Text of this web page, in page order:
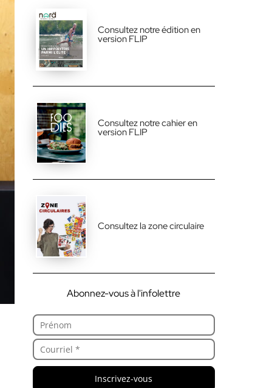
Consultez notre édition en
version FLIP
Consultez notre cahier en
version FLIP
Consultez la zone circulaire
Abonnez-vous à l'infolettre
Inscrivez-vous